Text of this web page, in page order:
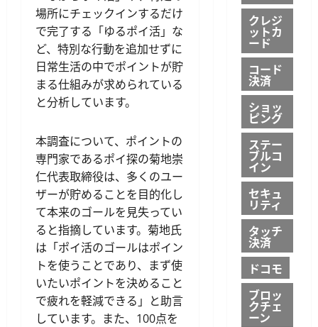
場所にチェックインするだけ
で完了する「ゆるポイ活」な
ど、特別な行動を追加せずに
日常生活の中でポイントが貯
まる仕組みが求められている
と分析しています。
本調査について、ポイントの
専門家であるポイ探の菊地崇
仁代表取締役は、多くのユー
ザーが貯めることを目的化し
て本来のゴールを見失ってい
ると指摘しています。菊地氏
は「ポイ活のゴールはポイン
トを使うことであり、まず使
いたいポイントを決めること
で疲れを軽減できる」と助言
しています。また、100点を
クレジ
ットカ
ード
コード
決済
ショッ
ピング
ステー
ブルコ
イン
セキュ
リティ
タッチ
決済
ドコモ
ブロッ
クチェ
ーン